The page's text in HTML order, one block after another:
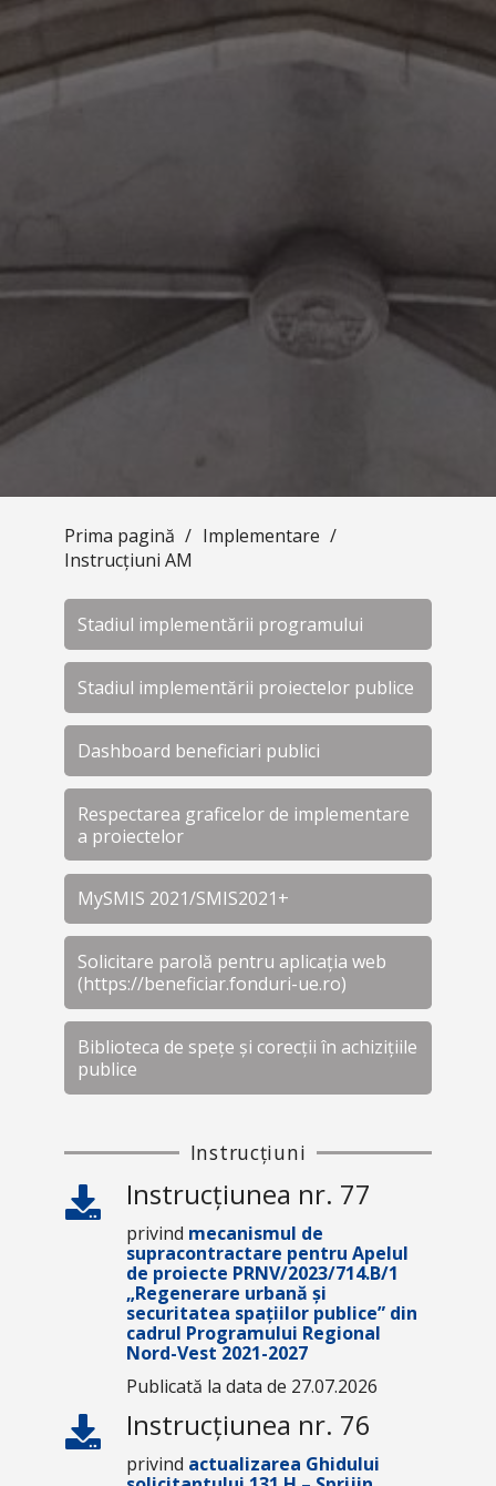
Prima pagină / Implementare /
Instrucțiuni AM
Stadiul implementării programului
Stadiul implementării proiectelor publice
Dashboard beneficiari publici
Respectarea graficelor de implementare
a proiectelor
MySMIS 2021/SMIS2021+
Solicitare parolă pentru aplicația web
(https://beneficiar.fonduri-ue.ro)
Biblioteca de spețe și corecții în achizițiile
publice
Instrucțiuni
Instrucțiunea nr. 77
privind mecanismul de
supracontractare pentru Apelul
de proiecte PRNV/2023/714.B/1
„Regenerare urbană și
securitatea spațiilor publice” din
cadrul Programului Regional
Nord-Vest 2021-2027
Publicată la data de 27.07.2026
Instrucțiunea nr. 76
privind actualizarea Ghidului